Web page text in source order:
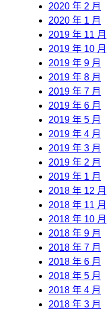
2020 年 2 月
2020 年 1 月
2019 年 11 月
2019 年 10 月
2019 年 9 月
2019 年 8 月
2019 年 7 月
2019 年 6 月
2019 年 5 月
2019 年 4 月
2019 年 3 月
2019 年 2 月
2019 年 1 月
2018 年 12 月
2018 年 11 月
2018 年 10 月
2018 年 9 月
2018 年 7 月
2018 年 6 月
2018 年 5 月
2018 年 4 月
2018 年 3 月